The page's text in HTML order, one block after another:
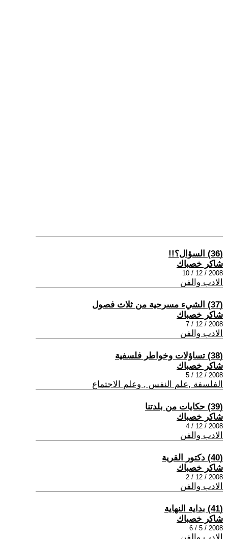
(36) السؤال؟!!
شاكر خصباك
2008 / 12 / 10
الادب والفن
(37) الشيء مسرحية من ثلاث فصول
شاكر خصباك
2008 / 12 / 7
الادب والفن
(38) تساؤلات وخواطر فلسفية
شاكر خصباك
2008 / 12 / 5
الفلسفة ,علم النفس , وعلم الاجتماع
(39) حكايات من بلدتنا
شاكر خصباك
2008 / 12 / 4
الادب والفن
(40) دكتور القرية
شاكر خصباك
2008 / 12 / 2
الادب والفن
(41) بداية النهاية
شاكر خصباك
2008 / 5 / 6